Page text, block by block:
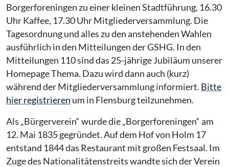
Borgerforeningen zu einer kleinen Stadtführung, 16.30
Uhr Kaffee, 17.30 Uhr Mitgliederversammlung. Die
Tagesordnung und alles zu den anstehenden Wahlen
ausführlich in den Mitteilungen der GSHG. In den
Mitteilungen 110 sind das 25-jährige Jubiläum unserer
Homepage Thema. Dazu wird dann auch (kurz)
während der Mitgliederversammlung informiert. Bitte
hier registrieren um in Flensburg teilzunehmen.
Als „Bürgerverein“ wurde die „Borgerforeningen“ am
12. Mai 1835 gegründet. Auf dem Hof von Holm 17
entstand 1844 das Restaurant mit großen Festsaal. Im
Zuge des Nationalitätenstreits wandte sich der Verein